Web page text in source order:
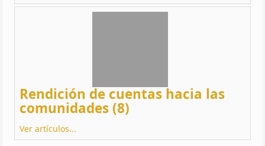
Rendición de cuentas hacia las
comunidades (8)
Ver artículos...